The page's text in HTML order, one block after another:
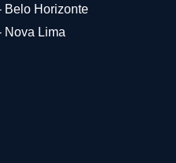
Belo Horizonte
Nova Lima